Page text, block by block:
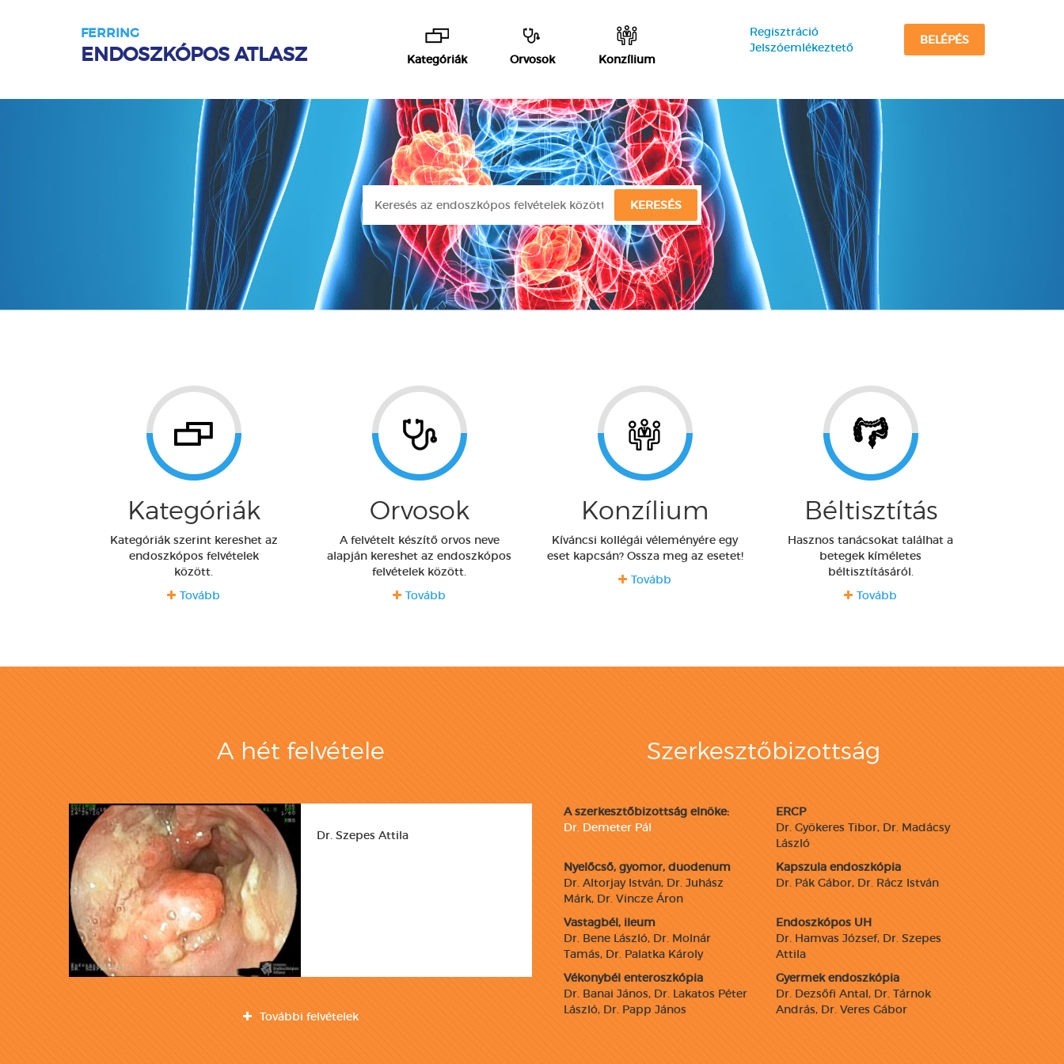
FERRING
ENDOSZKÓPOS ATLASZ Kategóriák Orvosok Konzílium
Regisztráció
Jelszóemlékeztető
BELÉPÉS
Kategóriák
Kategóriák szerint kereshet az
endoszkópos felvételek
között.
Tovább
Orvosok
A felvételt készítő orvos neve
alapján kereshet az endoszkópos
felvételek között.
Tovább
Konzílium
Kíváncsi kollégái véleményére egy
eset kapcsán? Ossza meg az esetet!
Tovább
Béltisztítás
Hasznos tanácsokat találhat a
betegek kíméletes
béltisztításáról.
Tovább
A hét felvétele
Dr. Szepes Attila
További felvételek
Szerkesztőbizottság
A szerkesztőbizottság elnöke:
Dr. Demeter Pál
ERCP
Dr. Gyökeres Tibor, Dr. Madácsy
László
Nyelőcső, gyomor, duodenum
Dr. Altorjay István, Dr. Juhász
Márk, Dr. Vincze Áron
Kapszula endoszkópia
Dr. Pák Gábor, Dr. Rácz István
Vastagbél, ileum
Dr. Bene László, Dr. Molnár
Tamás, Dr. Palatka Károly
Endoszkópos UH
Dr. Hamvas József, Dr. Szepes
Attila
Vékonybél enteroszkópia
Dr. Banai János, Dr. Lakatos Péter
László, Dr. Papp János
Gyermek endoszkópia
Dr. Dezsőfi Antal, Dr. Tárnok
András, Dr. Veres Gábor